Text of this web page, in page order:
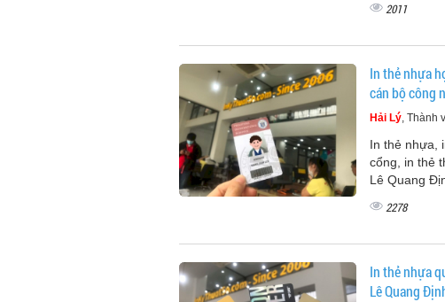
2011
In thẻ nhựa
cán bộ công
Hải Lý, Thành
In thẻ nhựa,
cổng, in thẻ
Lê Quang
2278
In thẻ nhựa
Lê Quang